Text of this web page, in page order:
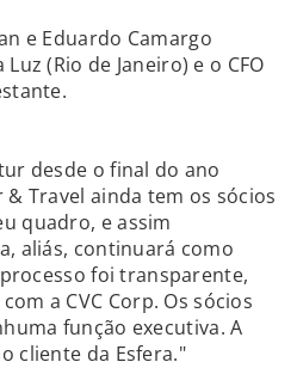
e Eduardo Camargo
(Rio de Janeiro) e o CFO
desde o final do ano
Travel ainda tem os sócios
quadro, e assim
aliás, continuará como
foi transparente,
a CVC Corp. Os sócios
função executiva. A
cliente da Esfera."